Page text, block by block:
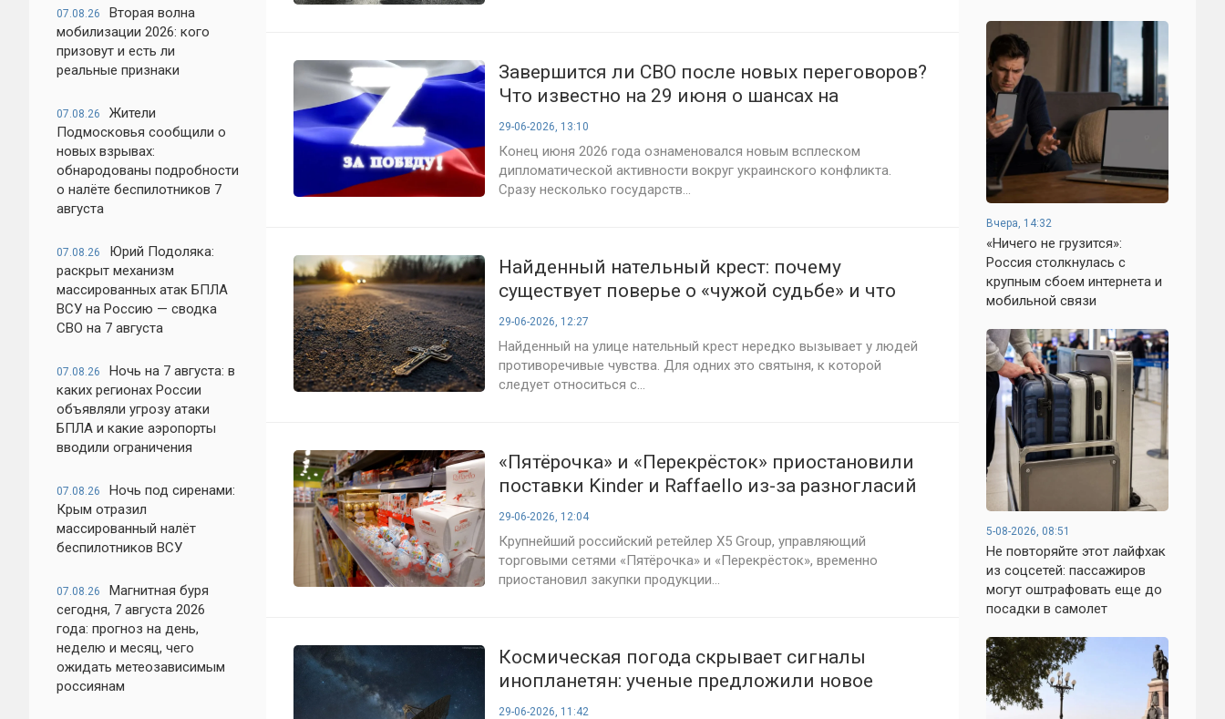
07.08.26
Вторая волна
мобилизации 2026: кого
призовут и есть ли
реальные признаки
07.08.26
Жители
Подмосковья сообщили о
новых взрывах:
обнародованы подробности
о налёте беспилотников 7
августа
07.08.26
Юрий Подоляка:
раскрыт механизм
массированных атак БПЛА
ВСУ на Россию — сводка
СВО на 7 августа
07.08.26
Ночь на 7 августа: в
каких регионах России
объявляли угрозу атаки
БПЛА и какие аэропорты
вводили ограничения
07.08.26
Ночь под сиренами:
Крым отразил
массированный налёт
беспилотников ВСУ
07.08.26
Магнитная буря
сегодня, 7 августа 2026
года: прогноз на день,
неделю и месяц, чего
ожидать метеозависимым
россиянам
Завершится ли СВО после новых переговоров?
Что известно на 29 июня о шансах на
урегулирование конфликта
29-06-2026, 13:10
Конец июня 2026 года ознаменовался новым всплеском
дипломатической активности вокруг украинского конфликта.
Сразу несколько государств...
Найденный нательный крест: почему
существует поверье о «чужой судьбе» и что
советуют священники
29-06-2026, 12:27
Найденный на улице нательный крест нередко вызывает у людей
противоречивые чувства. Для одних это святыня, к которой
следует относиться с...
«Пятёрочка» и «Перекрёсток» приостановили
поставки Kinder и Raffaello из-за разногласий
по ценам
29-06-2026, 12:04
Крупнейший российский ретейлер X5 Group, управляющий
торговыми сетями «Пятёрочка» и «Перекрёсток», временно
приостановил закупки продукции...
Космическая погода скрывает сигналы
инопланетян: ученые предложили новое
объяснение «великого молчания»
29-06-2026, 11:42
Вчера, 14:32
«Ничего не грузится»:
Россия столкнулась с
крупным сбоем интернета и
мобильной связи
5-08-2026, 08:51
Не повторяйте этот лайфхак
из соцсетей: пассажиров
могут оштрафовать еще до
посадки в самолет